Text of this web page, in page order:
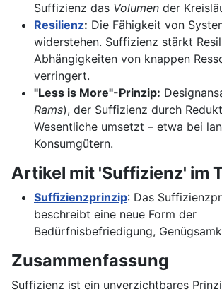
Suffizienz das Volumen der
Resilienz: Die Fähigkeit von
widerstehen. Suffizienz stärkt
Abhängigkeiten von knappen
verringert.
"Less is More"-Prinzip:
Rams), der Suffizienz durch
Wesentliche umsetzt – etwa bei
Konsumgütern.
Artikel mit 'Suffizienz' im
Suffizienzprinzip: Das
beschreibt eine neue Form der
Bedürfnisbefriedigung,
Zusammenfassung
Suffizienz ist ein unverzichtbares